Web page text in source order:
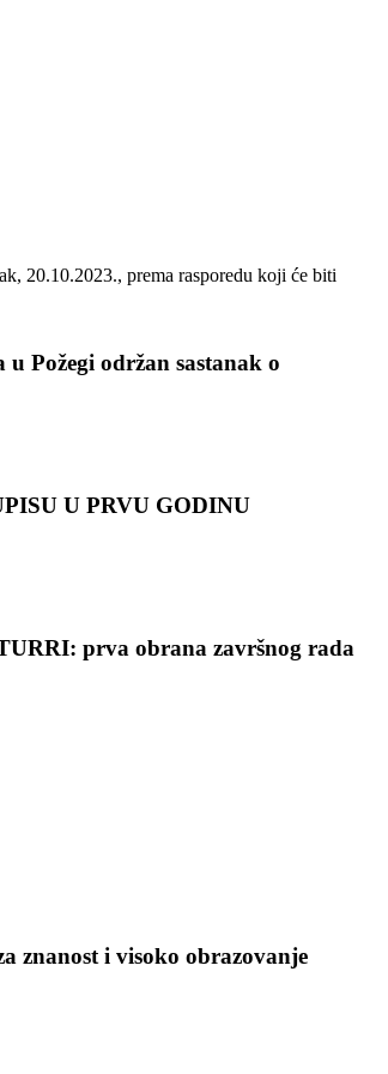
20.10.2023., prema rasporedu koji će biti
Požegi održan sastanak o
U PRVU GODINU
prva obrana završnog rada
znanost i visoko obrazovanje